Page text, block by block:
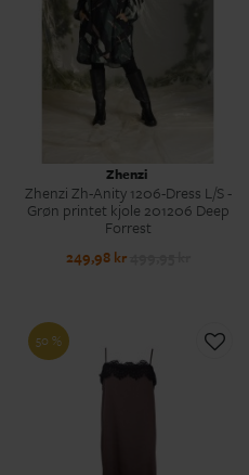
Zhenzi
Zhenzi Zh-Anity 1206-Dress L/S -
Grøn printet kjole 201206 Deep
Forrest
249,98 kr
50 %